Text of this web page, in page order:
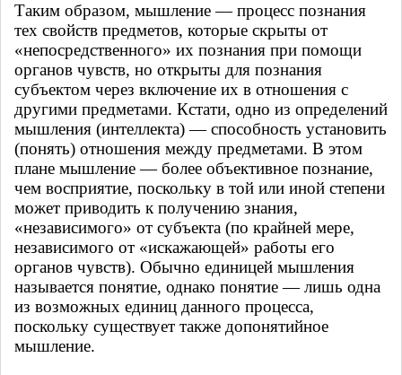
Таким образом, мышление — процесс познания
тех свойств предметов, которые скрыты от
«непосредственного» их познания при помощи
органов чувств, но открыты для познания
субъектом через включение их в отношения с
другими предметами. Кстати, одно из определений
мышления (интеллекта) — способность установить
(понять) отношения между предметами. В этом
плане мышление — более объективное познание,
чем восприятие, поскольку в той или иной степени
может приводить к получению знания,
«независимого» от субъекта (по крайней мере,
независимого от «искажающей» работы его
органов чувств). Обычно единицей мышления
называется понятие, однако понятие — лишь одна
из возможных единиц данного процесса,
поскольку существует также допонятийное
мышление.